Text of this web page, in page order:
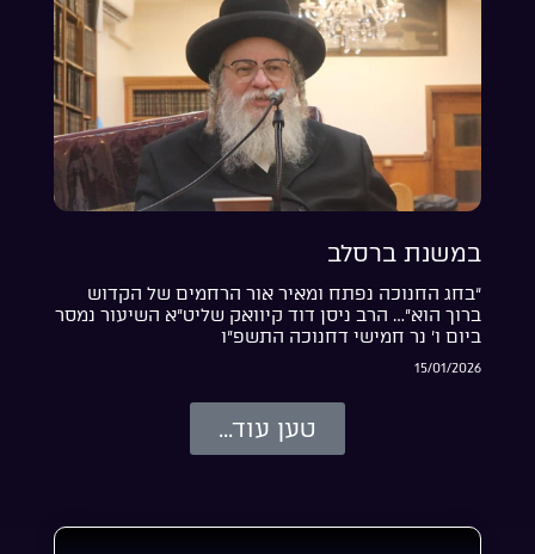
במשנת ברסלב
“בחג החנוכה נפתח ומאיר אור הרחמים של הקדוש
ברוך הוא”… הרב ניסן דוד קיוואק שליט”א השיעור נמסר
ביום ו’ נר חמישי דחנוכה התשפ”ו
15/01/2026
טען עוד...